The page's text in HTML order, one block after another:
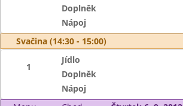
Doplněk
Nápoj
Svačina (14:30 - 15:00)
1
Jídlo
Doplněk
Nápoj